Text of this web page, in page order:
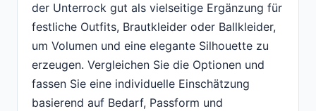
der Unterrock gut als vielseitige Ergänzung für
festliche Outfits, Brautkleider oder Ballkleider,
um Volumen und eine elegante Silhouette zu
erzeugen. Vergleichen Sie die Optionen und
fassen Sie eine individuelle Einschätzung
basierend auf Bedarf, Passform und